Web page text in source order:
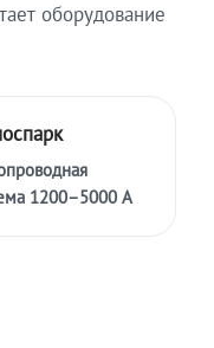
оборудование
1200–5000 А